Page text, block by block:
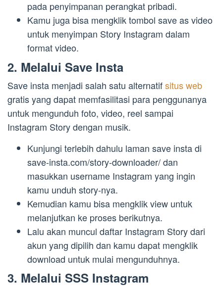
pada penyimpanan perangkat pribadi.
Kamu juga bisa mengklik tombol save as video
untuk menyimpan Story Instagram dalam
format video.
2. Melalui Save Insta
Save insta menjadi salah satu alternatifsitus web
gratis yang dapat memfasilitasi para penggunanya
untuk mengunduh foto, video, reel sampai
Instagram Story dengan musik.
Kunjungi terlebih dahulu laman save insta di
save-insta.com/story-downloader/ dan
masukkan username Instagram yang ingin
kamu unduh story-nya.
Kemudian kamu bisa mengklik view untuk
melanjutkan ke proses berikutnya.
Lalu akan muncul daftar Instagram Story dari
akun yang dipilih dan kamu dapat mengklik
download untuk mulai mengunduhnya.
3. Melalui SSS Instagram